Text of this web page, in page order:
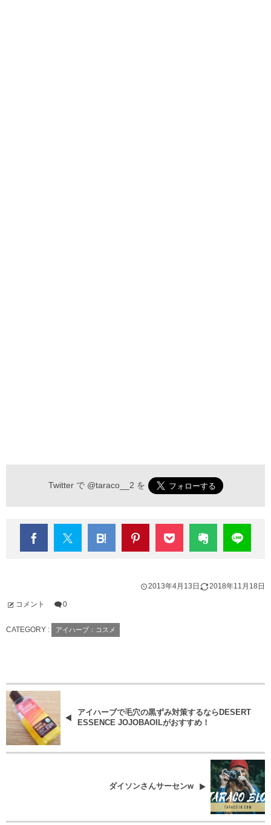
Twitter で @taraco__2 を
2013年4月13日 2018年11月18日
コメント 0
CATEGORY : アイハーブ：コスメ
アイハーブで毛穴の黒ずみ対策するならDESERT
ESSENCE JOJOBAOILがおすすめ！
ダイソンさんサーセンw